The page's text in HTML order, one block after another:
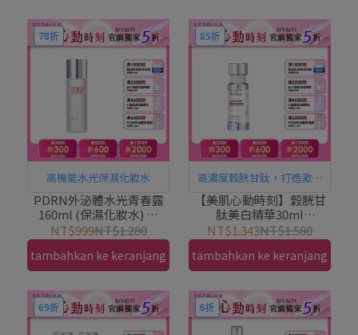
78折
高機能水光保濕化妝水
PDRN外泌體水光青春露
160ml (保濕化妝水) ｜
PEZRI派翠胜肽保養專家
NT$999NT$1.280
tambahkan ke keranjang
85折
高濃度穀胱甘肽，打造激淨
白循環，用擦的！居家水光
護理
【美肌心動時刻】穀胱甘
肽美白精華30ml
(PDRN+穀胱甘肽)｜
PEZRI派翠胜肽保養專家
NT$1.343NT$1.580
tambahkan ke keranjang
69折 6折